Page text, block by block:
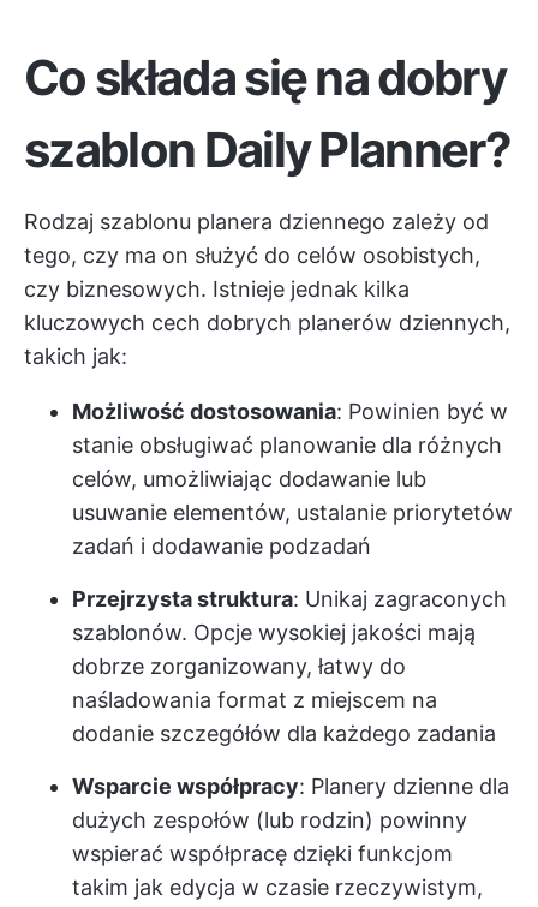
Co składa się na dobry
szablon Daily Planner?
Rodzaj szablonu planera dziennego zależy od
tego, czy ma on służyć do celów osobistych,
czy biznesowych. Istnieje jednak kilka
kluczowych cech dobrych planerów dziennych,
takich jak:
Możliwość dostosowania: Powinien być w
stanie obsługiwać planowanie dla różnych
celów, umożliwiając dodawanie lub
usuwanie elementów, ustalanie priorytetów
zadań i dodawanie podzadań
Przejrzysta struktura: Unikaj zagraconych
szablonów. Opcje wysokiej jakości mają
dobrze zorganizowany, łatwy do
naśladowania format z miejscem na
dodanie szczegółów dla każdego zadania
Wsparcie współpracy: Planery dzienne dla
dużych zespołów (lub rodzin) powinny
wspierać współpracę dzięki funkcjom
takim jak edycja w czasie rzeczywistym,